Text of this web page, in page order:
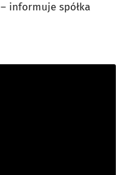
informuje spółka